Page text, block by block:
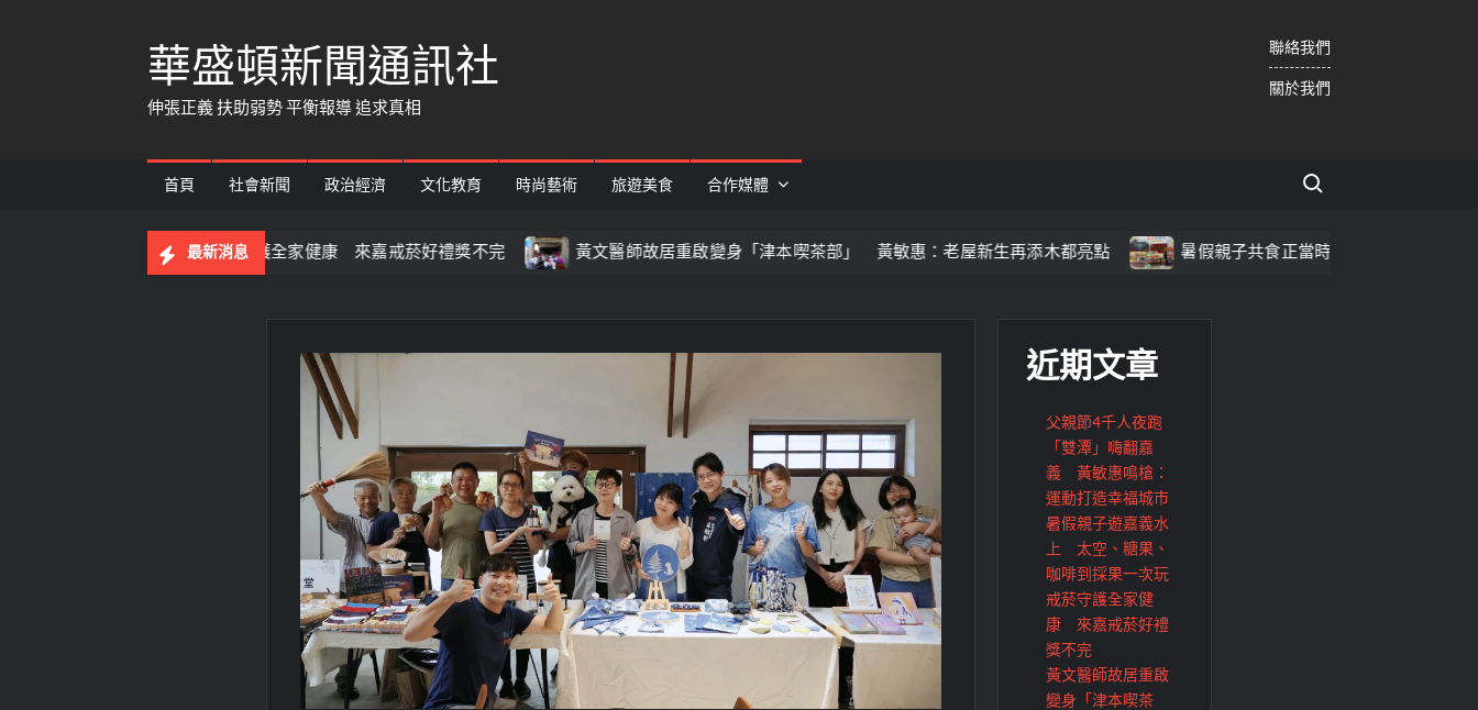
華盛頓新聞通訊社
伸張正義 扶助弱勢 平衡報導 追求真相
聯絡我們
關於我們
首頁 社會新聞 政治經濟 文化教育 時尚藝術 旅遊美食 合作媒體
Search for:
最新消息
戒菸守護全家健康 來嘉戒菸好禮獎不完 黃文醫師故居重啟變身「津本喫茶部」 黃敏惠：老屋新生再添木都亮點 暑假親子共食正當時 雲林好魚前進花博陪爸爸
近期文章
父親節4千人夜跑
「雙潭」嗨翻嘉
義 黃敏惠鳴槍：
運動打造幸福城市
暑假親子遊嘉義水
上 太空、糖果、
咖啡到採果一次玩
戒菸守護全家健
康 來嘉戒菸好禮
獎不完
黃文醫師故居重啟
變身「津本喫茶